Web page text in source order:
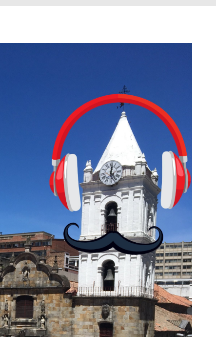
visual fluida. Procesador y Rendimiento Equipados con